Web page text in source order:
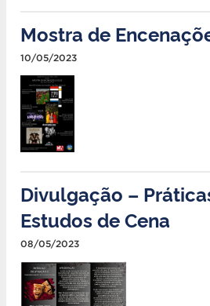
Mostra de
10/05/2023
Divulgação –
Estudos de Cena
08/05/2023